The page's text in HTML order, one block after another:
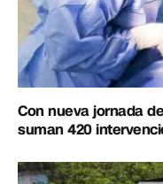
Con nueva jornada
suman 420